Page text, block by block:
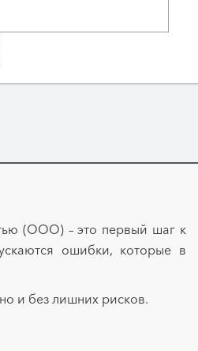
(ООО) – это первый шаг к
ошибки, которые в
и без лишних рисков.